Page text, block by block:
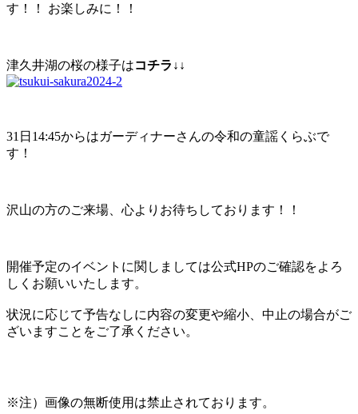
す！！ お楽しみに！！
津久井湖の桜の様子はコチラ↓↓
31日14:45からはガーディナーさんの令和の童謡くらぶで
す！
沢山の方のご来場、心よりお待ちしております！！
開催予定のイベントに関しましては公式HPのご確認をよろ
しくお願いいたします。
状況に応じて予告なしに内容の変更や縮小、中止の場合がご
ざいますことをご了承ください。
※注）画像の無断使用は禁止されております。